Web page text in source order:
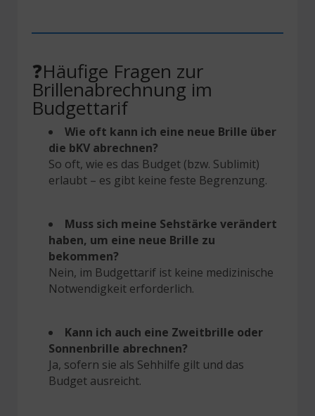
❓Häufige Fragen zur
Brillenabrechnung im
Budgettarif
Wie oft kann ich eine neue Brille über
die bKV abrechnen?
So oft, wie es das Budget (bzw. Sublimit)
erlaubt – es gibt keine feste Begrenzung.
Muss sich meine Sehstärke verändert
haben, um eine neue Brille zu
bekommen?
Nein, im Budgettarif ist keine medizinische
Notwendigkeit erforderlich.
Kann ich auch eine Zweitbrille oder
Sonnenbrille abrechnen?
Ja, sofern sie als Sehhilfe gilt und das
Budget ausreicht.